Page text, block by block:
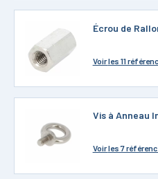
Écrou de
Voirles 11
Vis à Anneau
Voirles 7